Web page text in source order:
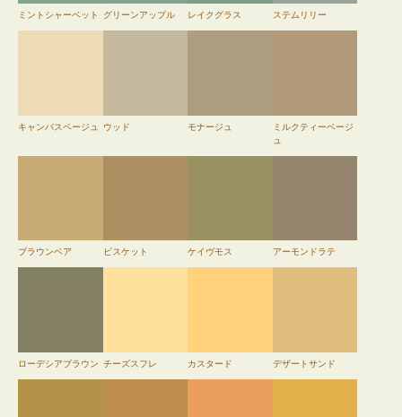
ミントシャーベット グリーンアップル レイクグラス ステムリリー
キャンバスベージュ ウッド モナージュ
ミルクティーベージ
ュ
ブラウンベア ビスケット ケイヴモス アーモンドラテ
ローデシアブラウン チーズスフレ カスタード デザートサンド